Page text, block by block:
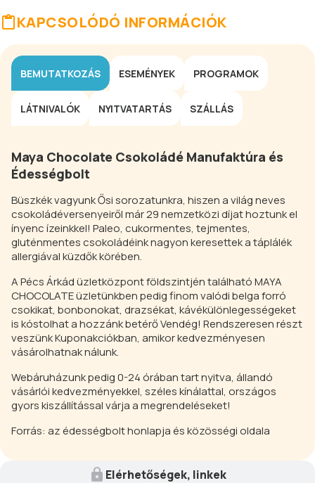
KAPCSOLÓDÓ INFORMÁCIÓK
BEMUTATKOZÁS ESEMÉNYEK PROGRAMOK
LÁTNIVALÓK NYITVATARTÁS SZÁLLÁS
Maya Chocolate Csokoládé Manufaktúra és
Édességbolt
Büszkék vagyunk Ősi sorozatunkra, hiszen a világ neves
csokoládéversenyeiről már 29 nemzetközi díjat hoztunk el
ínyenc ízeinkkel! Paleo, cukormentes, tejmentes,
gluténmentes csokoládéink nagyon keresettek a táplálék
allergiával küzdők körében.
A Pécs Árkád üzletközpont földszintjén található MAYA
CHOCOLATE üzletünkben pedig finom valódi belga forró
csokikat, bonbonokat, drazsékat, kávékülönlegességeket
is kóstolhat a hozzánk betérő Vendég! Rendszeresen részt
veszünk Kuponakciókban, amikor kedvezményesen
vásárolhatnak nálunk.
Webáruházunk pedig 0-24 órában tart nyitva, állandó
vásárlói kedvezményekkel, széles kínálattal, országos
gyors kiszállítással várja a megrendeléseket!
Forrás: az édességbolt honlapja és közösségi oldala
Elérhetőségek, linkek